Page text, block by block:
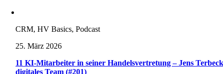
CRM, HV Basics, Podcast
25. März 2026
11 KI-Mitarbeiter in seiner Handelsvertretung – Jens
digitales Team (#201)